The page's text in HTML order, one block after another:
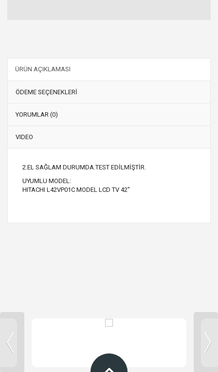
ÜRÜN AÇIKLAMASI
ÖDEME SEÇENEKLERİ
YORUMLAR (0)
VIDEO
2.EL SAĞLAM DURUMDA.TEST EDİLMİŞTİR.
UYUMLU MODEL:
HITACHI L42VP01C MODEL LCD TV 42"